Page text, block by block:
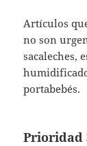
Artículos
no son
sacaleches,
portabebés.
Prioridad